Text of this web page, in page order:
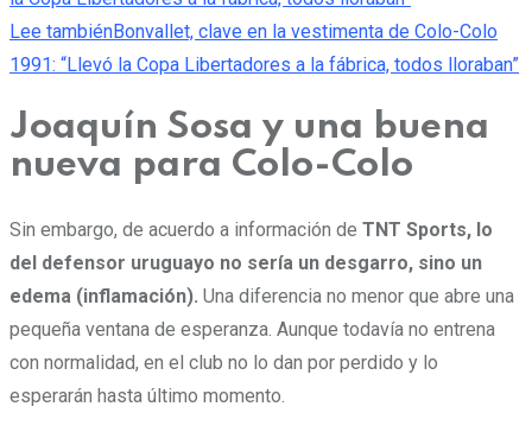
Lee tambiénBonvallet, clave en la vestimenta de Colo-Colo
1991: “Llevó la Copa Libertadores a la fábrica, todos lloraban”
Joaquín Sosa y una buena
nueva para Colo-Colo
Sin embargo, de acuerdo a información de TNT Sports, lo
del defensor uruguayo no sería un desgarro, sino un
edema (inflamación). Una diferencia no menor que abre una
pequeña ventana de esperanza. Aunque todavía no entrena
con normalidad, en el club no lo dan por perdido y lo
esperarán hasta último momento.